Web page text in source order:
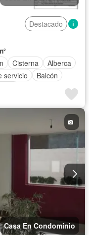
Destacado
Cisterna
Alberca
servicio
Balcón
Sin amueblar
Casa En Condominio